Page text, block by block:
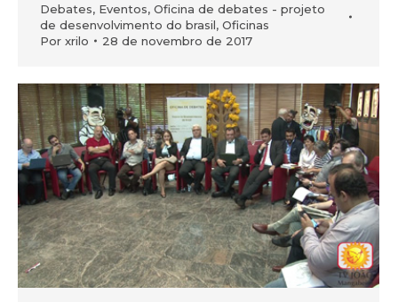
Debates, Eventos, Oficina de debates - projeto
de desenvolvimento do brasil, Oficinas
Por xrilo 28 de novembro de 2017